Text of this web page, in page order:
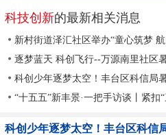
科技创新的最新相关消息
新村街道泽汇社区举办“童心筑梦 航空科
逐梦蓝天 科创飞行--万源南里社区
科创少年逐梦太空！丰台区科信局暑期科普
“十五五”新丰景·一把手访谈丨紧扣“三化五区”战
科创少年逐梦太空！丰台区科信